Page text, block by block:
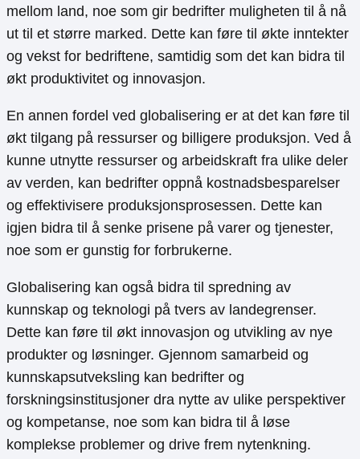
mellom land, noe som gir bedrifter muligheten til å nå
ut til et større marked. Dette kan føre til økte inntekter
og vekst for bedriftene, samtidig som det kan bidra til
økt produktivitet og innovasjon.
En annen fordel ved globalisering er at det kan føre til
økt tilgang på ressurser og billigere produksjon. Ved å
kunne utnytte ressurser og arbeidskraft fra ulike deler
av verden, kan bedrifter oppnå kostnadsbesparelser
og effektivisere produksjonsprosessen. Dette kan
igjen bidra til å senke prisene på varer og tjenester,
noe som er gunstig for forbrukerne.
Globalisering kan også bidra til spredning av
kunnskap og teknologi på tvers av landegrenser.
Dette kan føre til økt innovasjon og utvikling av nye
produkter og løsninger. Gjennom samarbeid og
kunnskapsutveksling kan bedrifter og
forskningsinstitusjoner dra nytte av ulike perspektiver
og kompetanse, noe som kan bidra til å løse
komplekse problemer og drive frem nytenkning.